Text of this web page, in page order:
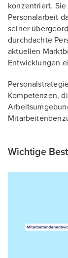
konzentriert.
Personalarbeit
seiner
durchdachte
aktuellen
Entwicklungen
Kompetenzen,
Wichtige